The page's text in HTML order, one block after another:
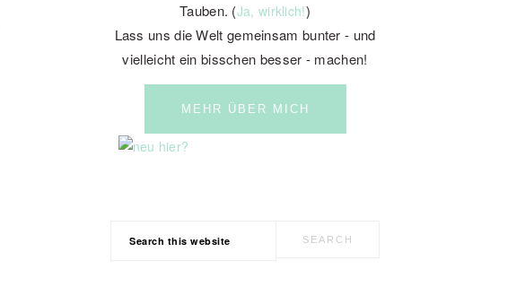
Tauben. (Ja, wirklich!)
Lass uns die Welt gemeinsam bunter - und
vielleicht ein bisschen besser - machen!
MEHR ÜBER MICH